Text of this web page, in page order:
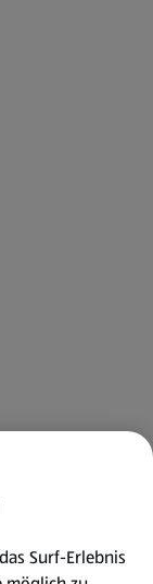
Surf-Erlebnis